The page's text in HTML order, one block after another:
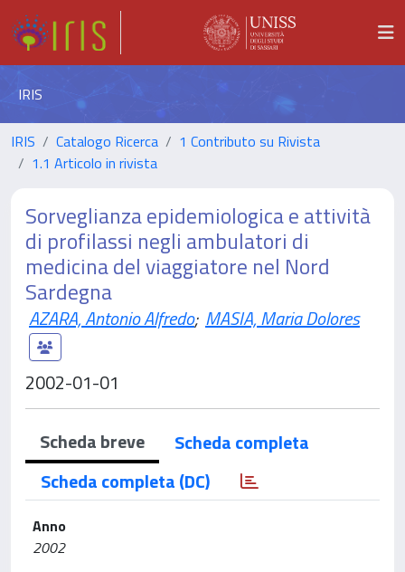
IRIS
IRIS Catalogo Ricerca
1 Contributo su Rivista
1.1 Articolo in rivista
Sorveglianza epidemiologica e attività
di profilassi negli ambulatori di
medicina del viaggiatore nel Nord
Sardegna
AZARA, Antonio Alfredo; MASIA, Maria Dolores
2002-01-01
Scheda breve
Scheda completa
Scheda completa (DC)
Anno
2002